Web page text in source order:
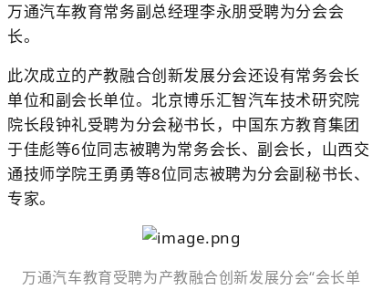
万通汽车教育常务副总经理李永朋受聘为分会会
长。
此次成立的产教融合创新发展分会还设有常务会长
单位和副会长单位。北京博乐汇智汽车技术研究院
院长段钟礼受聘为分会秘书长，中国东方教育集团
于佳彪等6位同志被聘为常务会长、副会长，山西交
通技师学院王勇勇等8位同志被聘为分会副秘书长、
专家。
万通汽车教育受聘为产教融合创新发展分会“会长单